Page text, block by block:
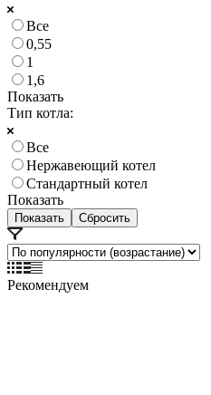
Все
0,55
1
1,6
Показать
Тип котла:
Все
Нержавеющий котел
Стандартный котел
Показать
Сбросить
Рекомендуем